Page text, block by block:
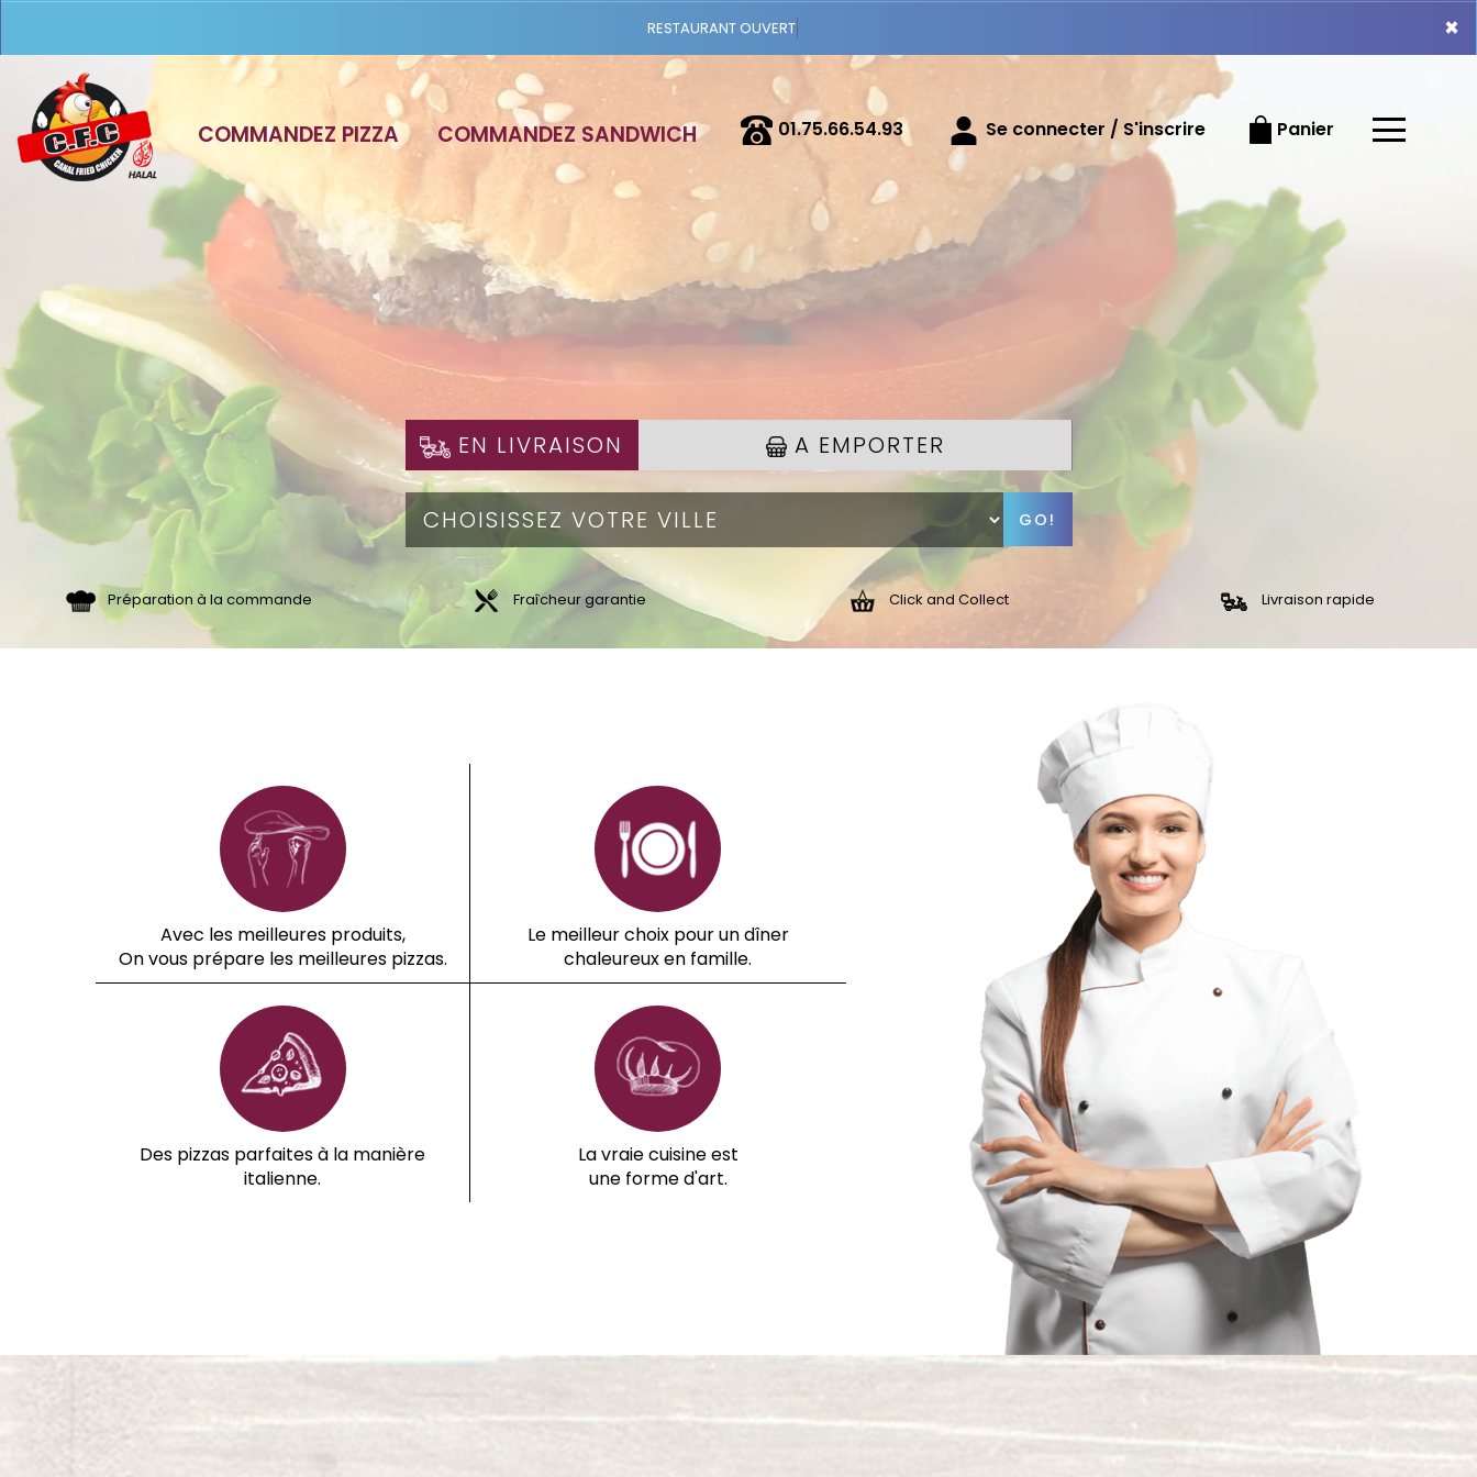
×
Vous pouv
COMMANDEZ PIZZA COMMANDEZ SANDWICH 01.75.66.54.93 Se connecter / S'inscrire Panier
×
EN LIVRAISON A EMPORTER
GO!
Préparation à la commande Fraîcheur garantie Click and Collect Livraison rapide
Avec les meilleures produits,
On vous prépare les meilleures pizzas.
Le meilleur choix pour un dîner
chaleureux en famille.
Des pizzas parfaites à la manière
italienne.
La vraie cuisine est
une forme d'art.